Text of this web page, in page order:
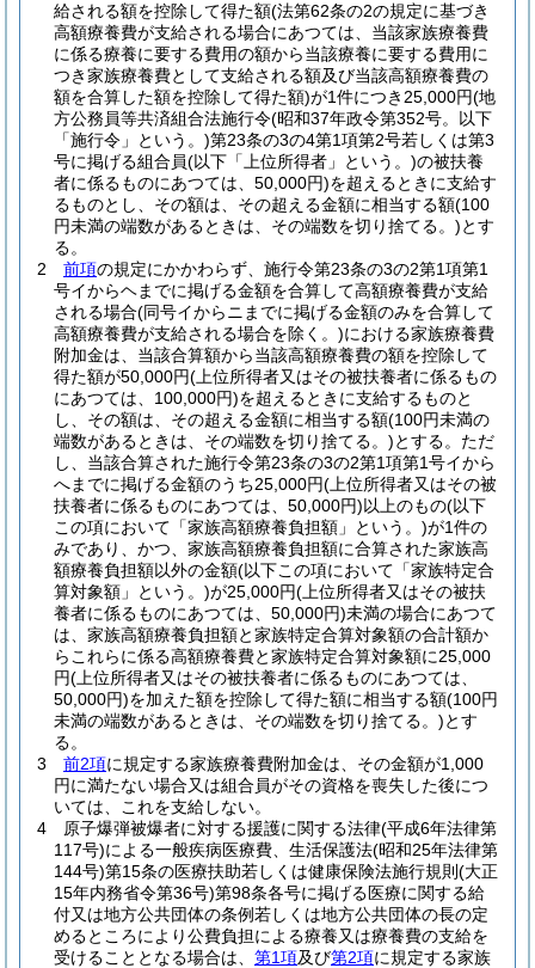
給される額を控除して得た額(法第62条の2の規定に基づき
高額療養費が支給される場合にあつては、当該家族療養費
に係る療養に要する費用の額から当該療養に要する費用に
つき家族療養費として支給される額及び当該高額療養費の
額を合算した額を控除して得た額)が1件につき25,000円(地
方公務員等共済組合法施行令(昭和37年政令第352号。以下
「施行令」という。)第23条の3の4第1項第2号若しくは第3
号に掲げる組合員(以下「上位所得者」という。)の被扶養
者に係るものにあつては、50,000円)を超えるときに支給す
るものとし、その額は、その超える金額に相当する額(100
円未満の端数があるときは、その端数を切り捨てる。)とす
る。
2
前項の規定にかかわらず、施行令第23条の3の2第1項第1
号イからヘまでに掲げる金額を合算して高額療養費が支給
される場合(同号イからニまでに掲げる金額のみを合算して
高額療養費が支給される場合を除く。)における家族療養費
附加金は、当該合算額から当該高額療養費の額を控除して
得た額が50,000円(上位所得者又はその被扶養者に係るもの
にあつては、100,000円)を超えるときに支給するものと
し、その額は、その超える金額に相当する額(100円未満の
端数があるときは、その端数を切り捨てる。)とする。 ただ
し、当該合算された施行令第23条の3の2第1項第1号イから
へまでに掲げる金額のうち25,000円(上位所得者又はその被
扶養者に係るものにあつては、50,000円)以上のもの(以下
この項において「家族高額療養負担額」という。)が1件の
みであり、かつ、家族高額療養負担額に合算された家族高
額療養負担額以外の金額(以下この項において「家族特定合
算対象額」という。)が25,000円(上位所得者又はその被扶
養者に係るものにあつては、50,000円)未満の場合にあつて
は、家族高額療養負担額と家族特定合算対象額の合計額か
らこれらに係る高額療養費と家族特定合算対象額に25,000
円(上位所得者又はその被扶養者に係るものにあつては、
50,000円)を加えた額を控除して得た額に相当する額(100円
未満の端数があるときは、その端数を切り捨てる。)とす
る。
3
前2項に規定する家族療養費附加金は、その金額が1,000
円に満たない場合又は組合員がその資格を喪失した後につ
いては、これを支給しない。
4
原子爆弾被爆者に対する援護に関する法律(平成6年法律第
117号)による一般疾病医療費、生活保護法(昭和25年法律第
144号)第15条の医療扶助若しくは健康保険法施行規則 (大正
15年内務省令第36号)第98条各号に掲げる医療に関する給
付又は地方公共団体の条例若しくは地方公共団体の長の定
めるところにより公費負担による療養又は療養費の支給を
受けることとなる場合は、 第1項及び第2項に規定する家族